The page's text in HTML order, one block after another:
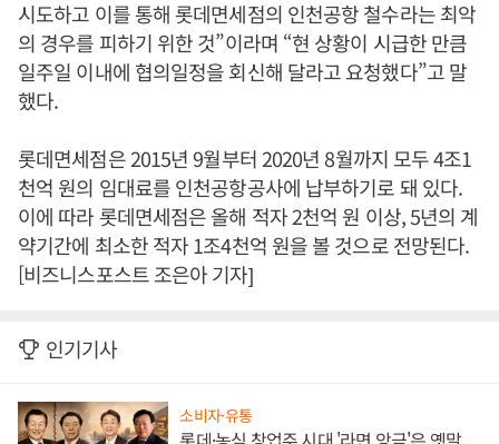
시도하고 이를 통해 롯데면세점의 인천공항 철수라는 최악
의 경우를 피하기 위한 것”이라며 “현 상황이 시급한 만큼
일주일 이내에 협의일정을 회신해 달라고 요청했다”고 말
했다.
롯데면세점은 2015년 9월부터 2020년 8월까지 모두 4조1
천억 원의 임대료를 인천공항공사에 납부하기로 돼 있다.
이에 따라 롯데면세점은 올해 적자 2천억 원 이상, 5년의 계
약기간에 최소한 적자 1조4천억 원을 볼 것으로 전망된다.
[비즈니스포스트 조은아 기자]
인기기사
소비자·유통